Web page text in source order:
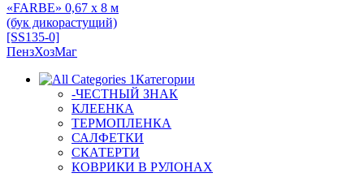
Категории
-ЧЕСТНЫЙ ЗНАК
КЛЕЕНКА
ТЕРМОПЛЕНКА
САЛФЕТКИ
СКАТЕРТИ
КОВРИКИ В РУЛОНАХ